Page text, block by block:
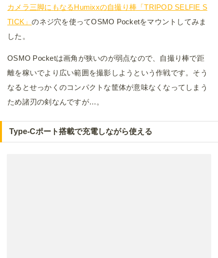
カメラ三脚にもなるHumixxの自撮り棒「TRIPOD SELFIE S
TICK」のネジ穴を使ってOSMO Pocketをマウントしてみま
した。
OSMO Pocketは画角が狭いのが弱点なので、自撮り棒で距
離を稼いでより広い範囲を撮影しようという作戦です。そう
なるとせっかくのコンパクトな筐体が意味なくなってしまう
ため諸刃の剣なんですが…。
Type-Cポート搭載で充電しながら使える